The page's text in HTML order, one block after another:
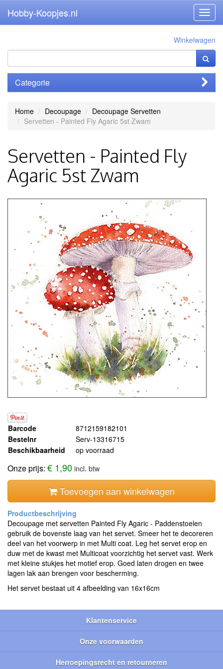
Hobby-Koopjes.nl
Winkelwagen
Categorie
Home Decoupage
Decoupage Servetten
Servetten - Painted Fly Agaric 5st Zwam
Servetten - Painted Fly
Agaric 5st Zwam
Barcode
8712159182101
Bestelnr
Serv-13316715
Beschikbaarheid
op voorraad
Onze prijs: € 1,90incl. btw
Toevoegen aan winkelwagen
Decoupage met servetten Painted Fly Agaric - Paddenstoelen
gebruik de bovenste laag van het servet. Smeer het te decoreren
deel van het voorwerp in met Multi coat. Leg het servet erop en
duw met de kwast met Multicoat voorzichtig het servet vast. Werk
met kleine stukjes het motief erop. Goed laten drogen en twee
lagen lak aan brengen voor bescherming.
Het servet bestaat uit 4 afbeelding van 16x16cm
Klantenservice
Onze voorwaarden
Herroepingsrecht en retourneren